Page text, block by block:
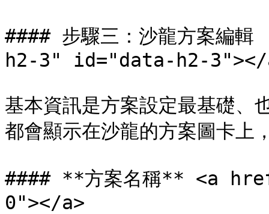
#### 步驟三：沙龍方案
h2-3" id="data-h2-3"></
基本資訊是方案設定最基礎、
都會顯示在沙龍的方案圖卡上
#### **方案名稱** <a
0"></a>